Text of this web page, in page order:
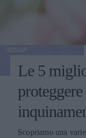
Le 5
Scopriamo una